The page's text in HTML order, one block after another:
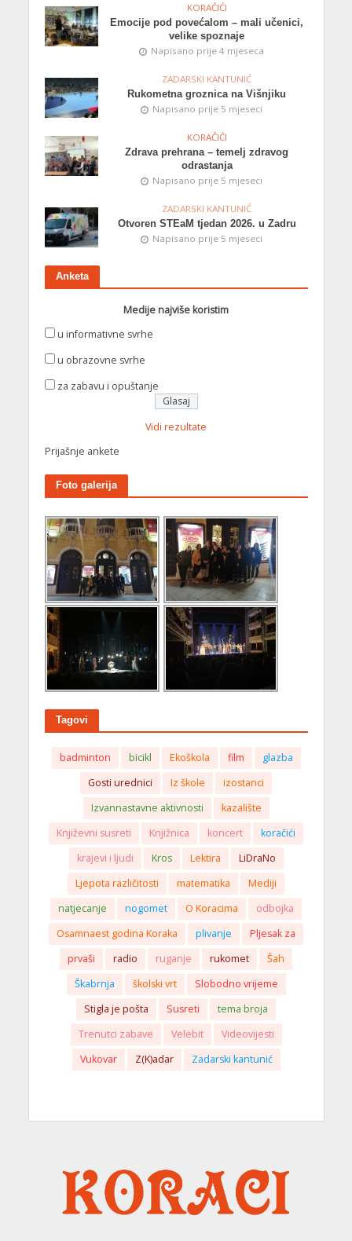
KORAČIĆI
Emocije pod povećalom – mali učenici,
velike spoznaje
Napisano prije 4 mjeseca
ZADARSKI KANTUNIĆ
Rukometna groznica na Višnjiku
Napisano prije 5 mjeseci
KORAČIĆI
Zdrava prehrana – temelj zdravog
odrastanja
Napisano prije 5 mjeseci
ZADARSKI KANTUNIĆ
Otvoren STEaM tjedan 2026. u Zadru
Napisano prije 5 mjeseci
Anketa
Medije najviše koristim
u informativne svrhe
u obrazovne svrhe
za zabavu i opuštanje
Vidi rezultate
Prijašnje ankete
Foto galerija
Tagovi
badminton bicikl Ekoškola film
glazba
Gosti urednici
Iz škole
izostanci
Izvannastavne aktivnosti
kazalište
Književni susreti
Knjižnica koncert
koračići
krajevi i ljudi
Kros Lektira
LiDraNo
Ljepota različitosti
matematika
Mediji
natjecanje
nogomet O Koracima
odbojka
Osamnaest godina Koraka
plivanje
Pljesak za
prvaši
radio ruganje rukomet
Šah
Škabrnja
školski vrt
Slobodno vrijeme
Stigla je pošta
Susreti
tema broja
Trenutci zabave
Velebit
Videovijesti
Vukovar
Z(K)adar Zadarski kantunić